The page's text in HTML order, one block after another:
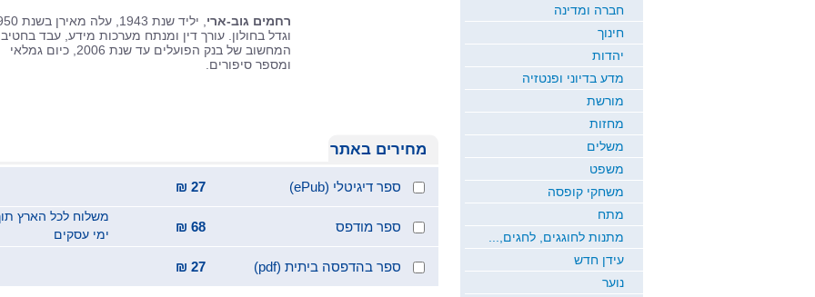
רחמים גוב-ארי
, יליד שנת 1943, עלה
וגדל בחולון. עורך דין ומנתח מערכות מידע, עבד
המחשוב של בנק הפועלים עד שנת 2006, כיום גמלאי
ומספר סיפורים.
מחירים באתר
ספר דיגיטלי (ePub) 27 ₪
ספר מודפס 68 ₪
ימי עסקים
ספר בהדפסה ביתית (pdf) 27 ₪
חברה ומדינה
חינוך
יהדות
מדע בדיוני ופנטזיה
מורשת
מחזות
משלים
משפט
משחקי קופסה
מתח
מתנות לחוגגים, לחגים,...
עידן חדש
נוער